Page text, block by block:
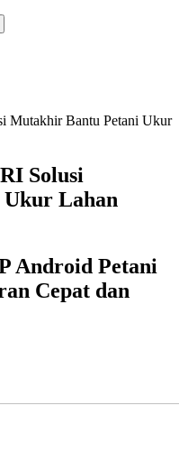
Mutakhir Bantu Petani Ukur
Solusi
Lahan
Android Petani
Cepat dan